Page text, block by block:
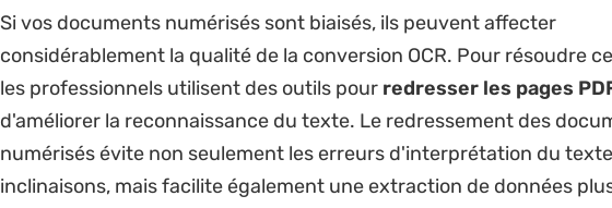
Si vos documents numérisés sont biaisés, ils peuvent affecter
considérablement la qualité de la conversion OCR. Pour résoudre
les professionnels utilisent des outils pour redresser les pages
d'améliorer la reconnaissance du texte. Le redressement des
numérisés évite non seulement les erreurs d'interprétation du
inclinaisons, mais facilite également une extraction de données